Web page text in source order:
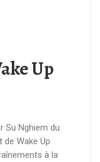
Up
Su Nghiem du
Wake Up
à la